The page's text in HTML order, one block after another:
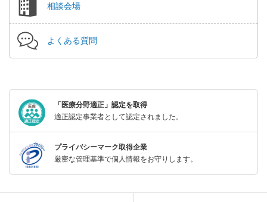
相談会場
よくある質問
「医療分野適正」認定を取得
適正認定事業者として認定されました。
プライバシーマーク取得企業
厳密な管理基準で個人情報をお守りします。